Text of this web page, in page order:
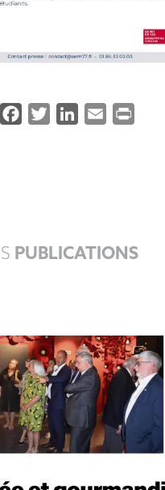
Facebook
Twitter
LinkedIn
Email
PUBLICATIONS